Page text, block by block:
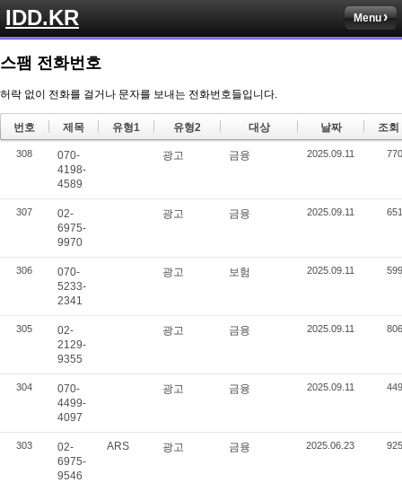
IDD.KR Menu
스팸 전화번호
허락 없이 전화를 걸거나 문자를 보내는 전화번호들입니다.
번호 제목 유형1 유형2 대상 날짜 조회
308
070-
4198-
4589
광고 금융 2025.09.11 770
307
02-
6975-
9970
광고 금융 2025.09.11 651
306
070-
5233-
2341
광고 보험 2025.09.11 599
305
02-
2129-
9355
광고 금융 2025.09.11 806
304
070-
4499-
4097
광고 금융 2025.09.11 449
303
02-
6975-
9546
ARS 광고 금융 2025.06.23 925